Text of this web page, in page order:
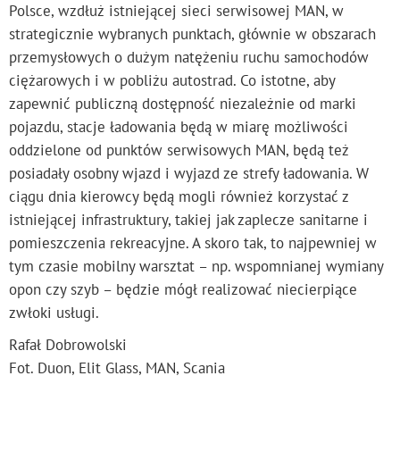
Polsce, wzdłuż istniejącej sieci serwisowej MAN, w
strategicznie wybranych punktach, głównie w obszarach
przemysłowych o dużym natężeniu ruchu samochodów
ciężarowych i w pobliżu autostrad. Co istotne, aby
zapewnić publiczną dostępność niezależnie od marki
pojazdu, stacje ładowania będą w miarę możliwości
oddzielone od punktów serwisowych MAN, będą też
posiadały osobny wjazd i wyjazd ze strefy ładowania. W
ciągu dnia kierowcy będą mogli również korzystać z
istniejącej infrastruktury, takiej jak zaplecze sanitarne i
pomieszczenia rekreacyjne. A skoro tak, to najpewniej w
tym czasie mobilny warsztat – np. wspomnianej wymiany
opon czy szyb – będzie mógł realizować niecierpiące
zwłoki usługi.
Rafał Dobrowolski
Fot. Duon, Elit Glass, MAN, Scania